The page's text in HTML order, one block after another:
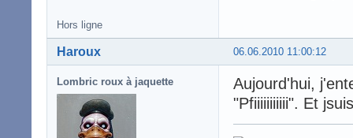
Hors ligne
06.06.2010 11:00:12
Haroux
Lombric roux à jaquette
Aujourd'hui,
"Pfiiiiiiiiiii". Et